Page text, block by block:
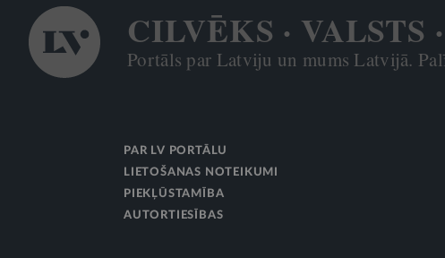
CILVĒKS · VALSTS
Portāls par Latviju un mums Latvijā.
PAR LV PORTĀLU
LIETOŠANAS NOTEIKUMI
PIEKĻŪSTAMĪBA
AUTORTIESĪBAS